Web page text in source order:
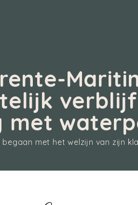
met
begaan met het welzijn van zijn